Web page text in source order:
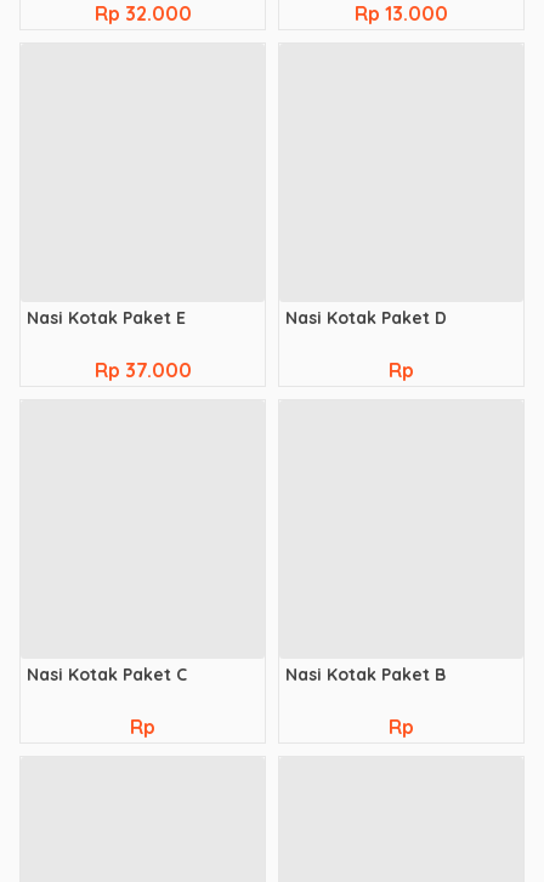
Rp 32.000 Rp 13.000
Nasi Kotak Paket E
Rp 37.000
Nasi Kotak Paket D
Rp
Nasi Kotak Paket C
Rp
Nasi Kotak Paket B
Rp